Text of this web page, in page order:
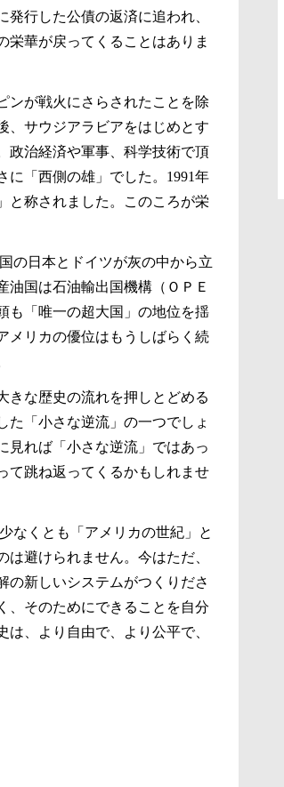
行した公債の返済に追われ、
栄華が戻ってくることはありま
ンが戦火にさらされたことを除
、サウジアラビアをはじめとす
政治経済や軍事、科学技術で頂
「西側の雄」でした。 1991年
と称されました。このころが栄
の日本とドイツが灰の中から立
油国は石油輸出国機構（ＯＰＥ
も「唯一の超大国」の地位を揺
メリカの優位はもうしばらく続
きな歴史の流れを押しとどめる
た「小さな逆流」の一つでしょ
見れば「小さな逆流」ではあっ
て跳ね返ってくるかもしれませ
なくとも「アメリカの世紀」と
避けられません。今はただ、
の新しいシステムがつくりださ
、そのためにできることを自分
、より自由で、より公平で、